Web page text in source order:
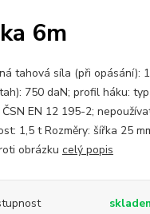
6m
tahová síla (při opásání):
750 daN; profil háku:
EN 12 195-2;
1,5 t Rozměry: šířka 25
obrázku celý popis